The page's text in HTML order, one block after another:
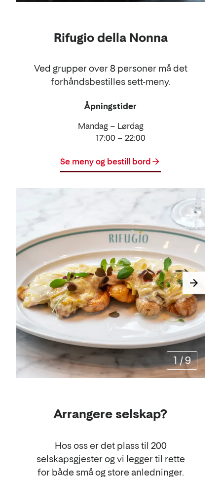
Rifugio della Nonna
Ved grupper over 8 personer må det
forhåndsbestilles sett-meny.
Åpningstider
Mandag – Lørdag
17:00 – 22:00
Se meny og bestill bord
1 /9
Arrangere selskap?
Hos oss er det plass til 200
selskapsgjester og vi legger til rette
for både små og store anledninger.